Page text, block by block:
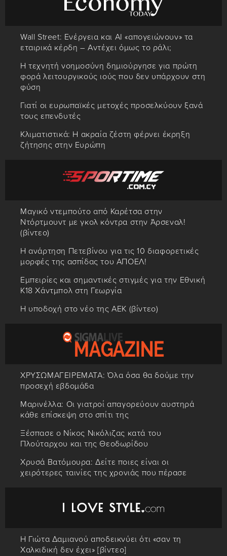
Wall Street: Ενέργεια και AI «απογειώνουν» τα
εταιρικά κέρδη – Αντέχει όμως το ράλι;
Η τεχνητή νοημοσύνη δημιούργησε για πρώτη
φορά λειτουργικούς ιούς που δεν υπάρχουν στη
φύση
Γιατί οι ευρωπαϊκές μετοχές προσελκύουν ξανά
τους επενδυτές
Κλιματιστικά: Η ακραία ζέστη φέρνει έκρηξη
ζήτησης στην Ευρώπη
Μαγικό ντεμπούτο από Καρέτσα στην
Ντόρτμουντ με γκολ κόντρα στην Άρσεναλ!
(βίντεο)
Η ανάρτηση Πετεβίνου για τις 10 διαφορετικές
μορφές της ασπίδας του ΑΠΟΕΛ!
Εμπειρίες και σημαντικές στιγμές για την Εθνική
Κ18 Χάντμπολ στη Γεωργία
Η υποδοχή στο νέο της ΑΕΚ (βίντεο)
ΧΡΥΣΩΜΑΓΕΙΡΕΜΑΤΑ: Όλα όσα θα δούμε την
προσεχή εβδομάδα
Μαρινέλλα: Οι γιατροί απαγορεύουν αυστηρά
κάθε επίσκεψη στο σπίτι της
Ξέσπασε ο Νίκος Νικόλιζας κατά του
Πλούταρχου και της Θεοδωρίδου
Χρυσά Βατόμουρα: Δείτε ποιες είναι οι
χειρότερες ταινίες της χρονιάς που πέρασε
Η Γιώτα Δαμιανού αποδεικνύει ότι «σαν τη
Χαλκιδική δεν έχει» [βίντεο]